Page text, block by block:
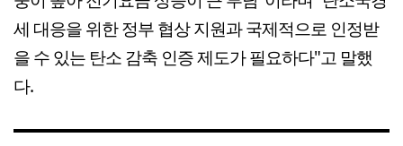
세 대응을 위한 정부 협상 지원과 국제적으로 인정받
을 수 있는 탄소 감축 인증 제도가 필요하다"고 말했
다.